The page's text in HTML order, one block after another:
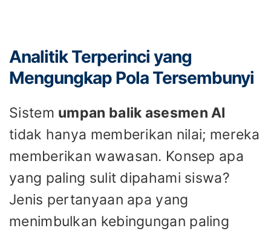
Analitik Terperinci yang
Mengungkap Pola Tersembunyi
Sistem umpan balik asesmen AI
tidak hanya memberikan nilai; mereka
memberikan wawasan. Konsep apa
yang paling sulit dipahami siswa?
Jenis pertanyaan apa yang
menimbulkan kebingungan paling